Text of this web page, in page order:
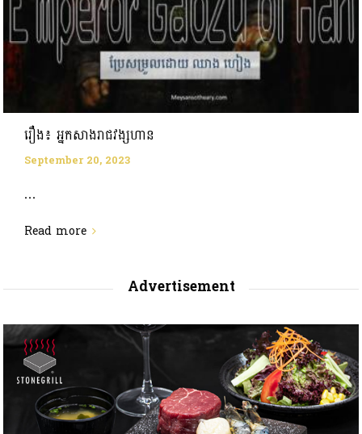
រឿង៖ អ្នកសាងរាជវង្សហាន
September 20, 2023
...
Read more
Advertisement